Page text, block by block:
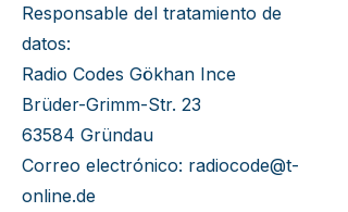
Responsable del tratamiento de
datos:
Radio Codes Gökhan Ince
Brüder-Grimm-Str. 23
63584 Gründau
Correo electrónico: radiocode@t-
online.de